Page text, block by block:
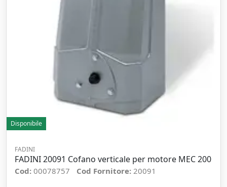
Disponibile
FADINI
FADINI 20091 Cofano verticale per motore MEC 200
Cod: 00078757 Cod Fornitore: 20091